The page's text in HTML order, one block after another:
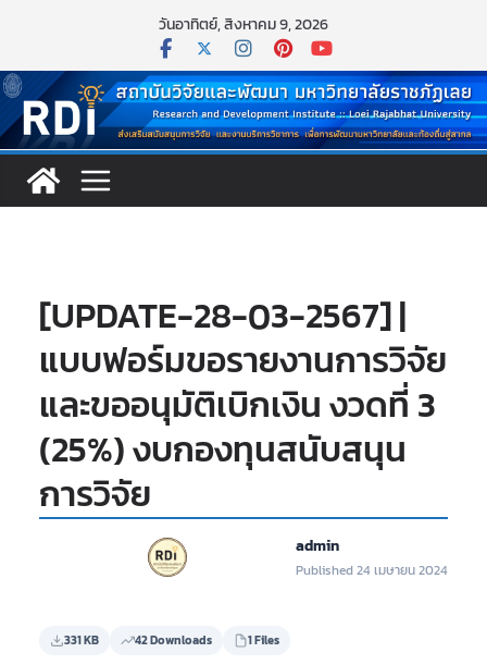
content
วันอาทิตย์, สิงหาคม 9, 2026
[UPDATE-28-03-2567] |
แบบฟอร์มขอรายงานการวิจัย
และขออนุมัติเบิกเงิน งวดที่ 3
(25%) งบกองทุนสนับสนุน
การวิจัย
admin
Published 24 เมษายน 2024
331 KB 42 Downloads 1 Files